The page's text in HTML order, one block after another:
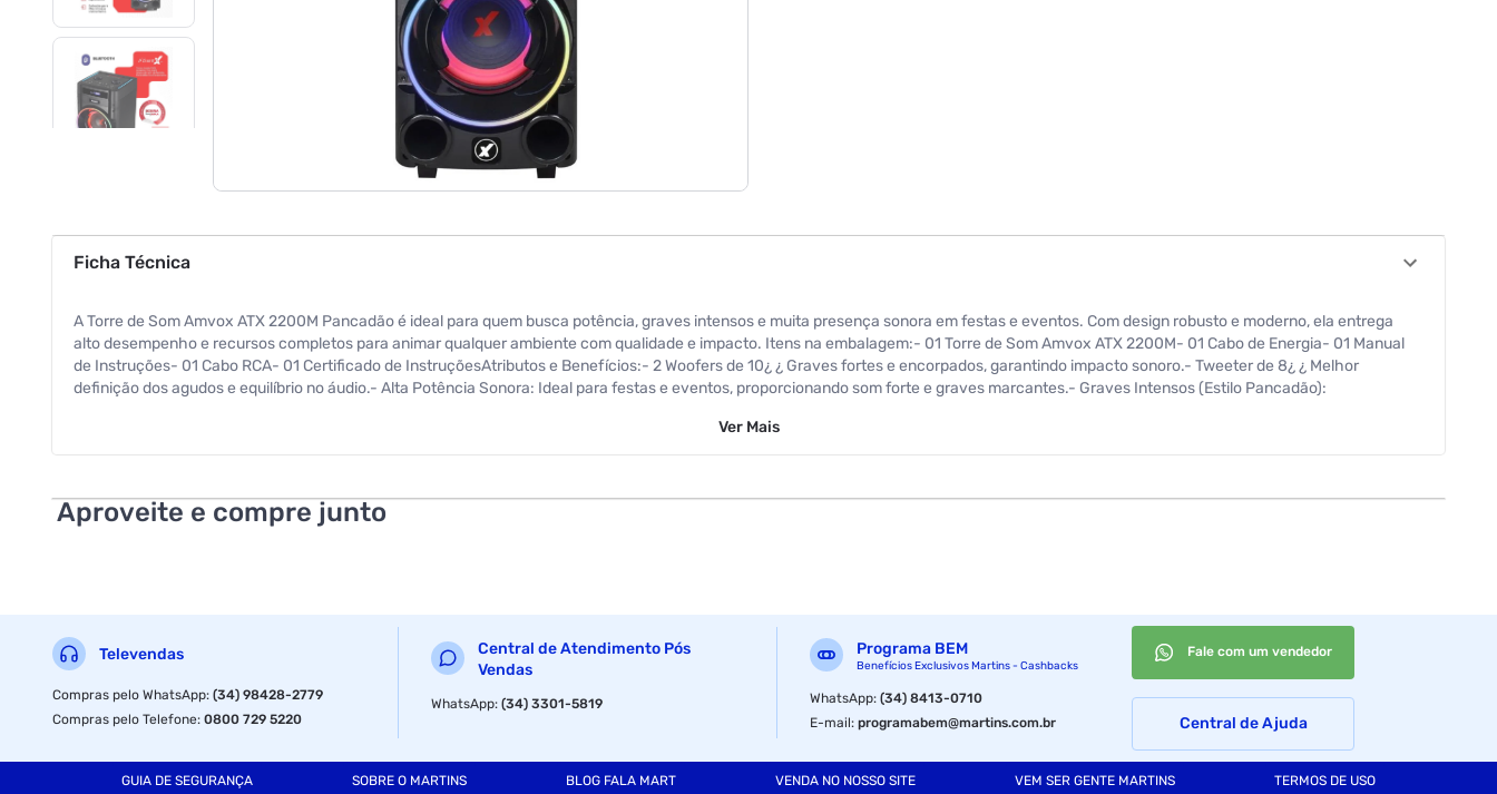
Ficha Técnica
A Torre de Som Amvox ATX 2200M Pancadão é ideal para quem busca potência, graves intensos e muita presença sonora em festas e eventos. Com design robusto e moderno, ela entrega
alto desempenho e recursos completos para animar qualquer ambiente com qualidade e impacto. Itens na embalagem:- 01 Torre de Som Amvox ATX 2200M- 01 Cabo de Energia- 01 Manual
de Instruções- 01 Cabo RCA- 01 Certificado de InstruçõesAtributos e Benefícios:- 2 Woofers de 10¿ ¿ Graves fortes e encorpados, garantindo impacto sonoro.- Tweeter de 8¿ ¿ Melhor
definição dos agudos e equilíbrio no áudio.- Alta Potência Sonora: Ideal para festas e eventos, proporcionando som forte e graves marcantes.- Graves Intensos (Estilo Pancadão):
uso.- Entradas para Microfone: Perfeita para karaokê, anúncios ou uso em eventos.- Design Robusto e Moderno: Estrutura imponente que valoriza qualquer ambiente.- Fácil Transporte:
Preto- Código de homologação Anatel: 042352511984Dimensões do produto com embalagem COMP. x LARG. x ALT.: 37,0 x 38,0 x 102,0 cmPeso com embalagem: 13,2 KgGarantia:- 12 Meses.
Garantia: 12 meses.
Ver Mais
Aproveite e compre junto
Televendas
Compras pelo WhatsApp:(34) 98428-2779
Compras pelo Telefone:0800 729 5220
Central de Atendimento Pós
Vendas
WhatsApp:(34) 3301-5819
Programa BEM
Benefícios Exclusivos Martins - Cashbacks
WhatsApp:(34) 8413-0710
E-mail:programabem@martins.com.br
Fale com um vendedor
Central de Ajuda
GUIA DE SEGURANÇA SOBRE O MARTINS BLOG FALA MART VENDA NO NOSSO SITE VEM SER GENTE MARTINS TERMOS DE USO